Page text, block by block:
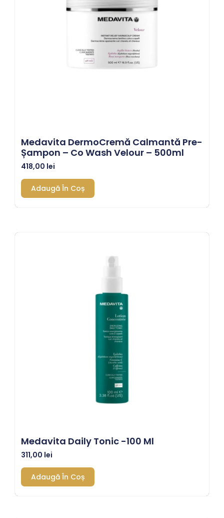
Medavita DermoCremă Calmantă Pre-
Șampon – Co Wash Velour – 500ml
418,00 lei
Adaugă În Coș
Medavita Daily Tonic -100 Ml
311,00 lei
Adaugă În Coș